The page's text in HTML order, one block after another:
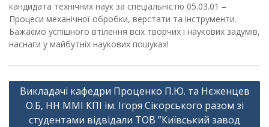
кандидата технічних наук за спеціальністю 05.03.01 –
Процеси механiчної обробки, верстати та iнструменти.
Бажаємо успішного втілення всіх творчих і наукових задумів,
наснаги у майбутніх наукових пошуках!
Навігація
записів
Викладачі кафедри Проценко П.Ю. та Нєженцев
О.Б, НН ММІ КПІ ім. Ігоря Сікорського разом зі
студентами відвідали ТОВ ”Київський завод